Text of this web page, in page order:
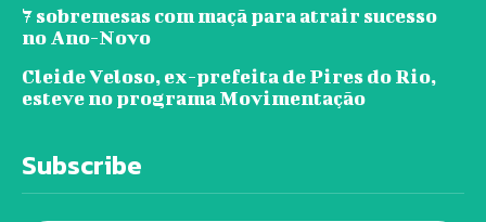
7 sobremesas com maçã para atrair sucesso
no Ano-Novo
Cleide Veloso, ex-prefeita de Pires do Rio,
esteve no programa Movimentação
Subscribe